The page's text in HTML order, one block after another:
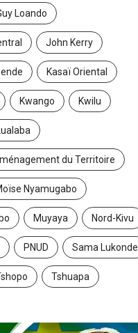
Loando
John Kerry
Kasaï Oriental
Kwango Kwilu
du Territoire
Nyamugabo
Muyaya Nord-Kivu
PNUD Sama Lukonde
Tshuapa